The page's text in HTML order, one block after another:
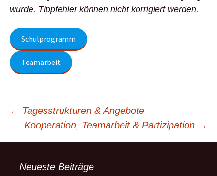
wurde. Tippfehler können nicht korrigiert werden.
Schulprogramm
Teamarbeit
Beitragsnavigation
← Tagesstrukturen & Angebote
Kooperation, Teamarbeit & Partizipation →
Neueste Beiträge